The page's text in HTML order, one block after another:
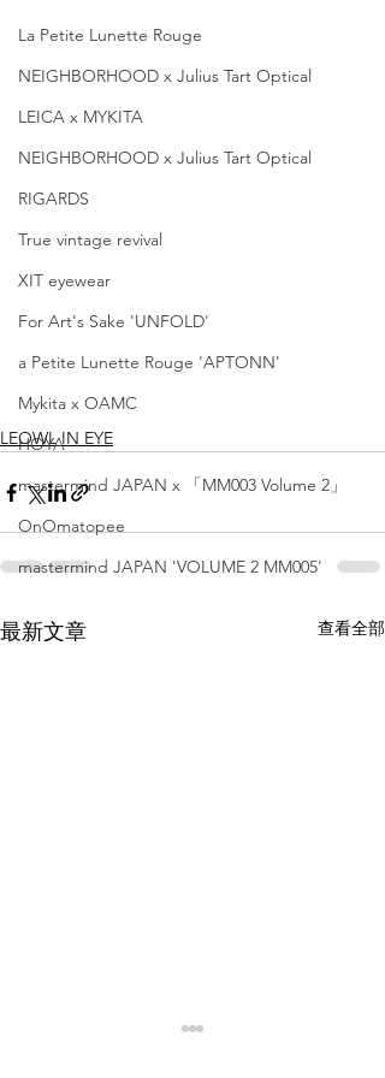
La Petite Lunette Rouge
NEIGHBORHOOD x Julius Tart Optical
LEICA x MYKITA
NEIGHBORHOOD x Julius Tart Optical
RIGARDS
True vintage revival
XIT eyewear
For Art's Sake 'UNFOLD'
a Petite Lunette Rouge 'APTONN'
Mykita x OAMC
HOYA
mastermind JAPAN x 「MM003 Volume 2」
OnOmatopee
mastermind JAPAN 'VOLUME 2 MM005'
LEOWL IN EYE
最新文章 查看全部